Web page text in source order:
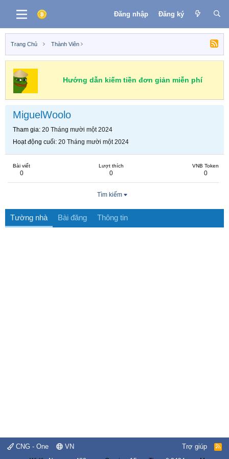
Đăng nhập Đăng ký
Trang Chủ Thành Viên
Hướng dẫn kiếm tiền đơn giản miễn phí
MiguelWoolo
Tham gia 20 Tháng mười một 2024
Hoạt động cuối 20 Tháng mười một 2024
Bài viết
0
Lượt thích
0
VNB Token
0
Tìm kiếm
Tường nhà Bài đăng Thông tin
CNG - One VN Trợ giúp
R